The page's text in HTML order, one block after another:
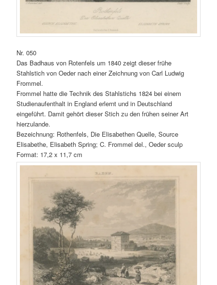
Nr. 050
Das Badhaus von Rotenfels um 1840 zeigt dieser frühe
Stahlstich von Oeder nach einer Zeichnung von Carl Ludwig
Frommel.
Frommel hatte die Technik des Stahlstichs 1824 bei einem
Studienaufenthalt in England erlernt und in Deutschland
eingeführt. Damit gehört dieser Stich zu den frühen seiner Art
hierzulande.
Bezeichnung: Rothenfels, Die Elisabethen Quelle, Source
Elisabethe, Elisabeth Spring; C. Frommel del., Oeder sculp
Format: 17,2 x 11,7 cm